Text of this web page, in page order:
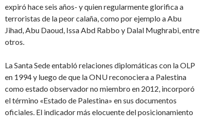
expiró hace seis años- y quien regularmente glorifica a
terroristas de la peor calaña, como por ejemplo a Abu
Jihad, Abu Daoud, Issa Abd Rabbo y Dalal Mughrabi, entre
otros.
La Santa Sede entabló relaciones diplomáticas con la OLP
en 1994 y luego de que la ONU reconociera a Palestina
como estado observador no miembro en 2012, incorporó
el término «Estado de Palestina» en sus documentos
oficiales. El indicador más elocuente del posicionamiento